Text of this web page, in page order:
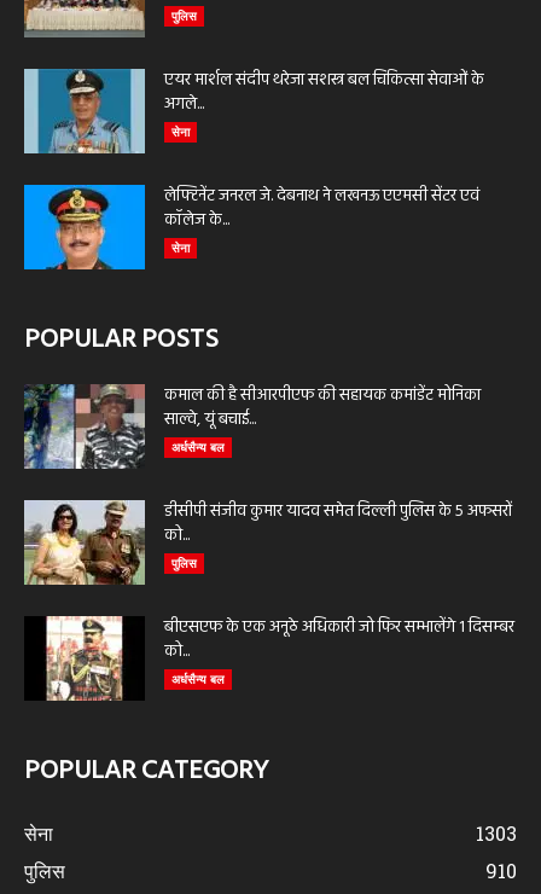
पुलिस
एयर मार्शल संदीप थरेजा सशस्त्र बल चिकित्सा सेवाओं के
अगले...
सेना
लेफ्टिनेंट जनरल जे. देबनाथ ने लखनऊ एएमसी सेंटर एवं
कॉलेज के...
सेना
POPULAR POSTS
कमाल की है सीआरपीएफ की सहायक कमांडेंट मोनिका
साल्वे, यूं बचाई...
अर्धसैन्य बल
डीसीपी संजीव कुमार यादव समेत दिल्ली पुलिस के 5 अफसरों
को...
पुलिस
बीएसएफ के एक अनूठे अधिकारी जो फिर सम्भालेंगे 1 दिसम्बर
को...
अर्धसैन्य बल
POPULAR CATEGORY
सेना
1303
पुलिस
910